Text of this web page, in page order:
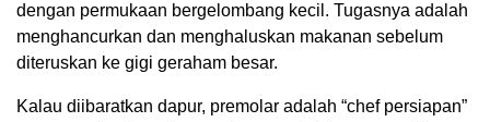
dengan permukaan bergelombang kecil. Tugasnya adalah
menghancurkan dan menghaluskan makanan sebelum
diteruskan ke gigi geraham besar.
Kalau diibaratkan dapur, premolar adalah “chef persiapan”